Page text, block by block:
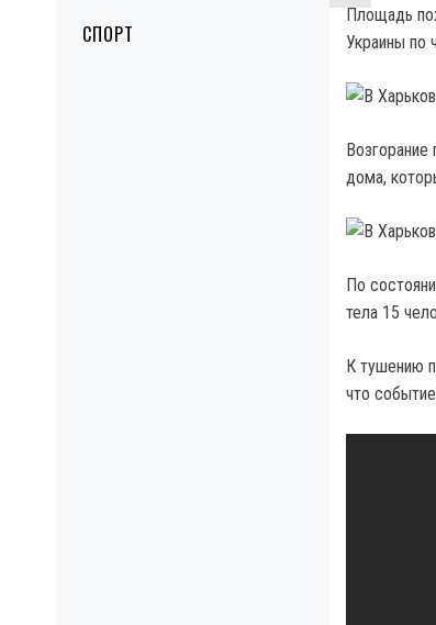
СПОРТ
Площадь
Украины по
дома,
По
тела 15
К тушению
что